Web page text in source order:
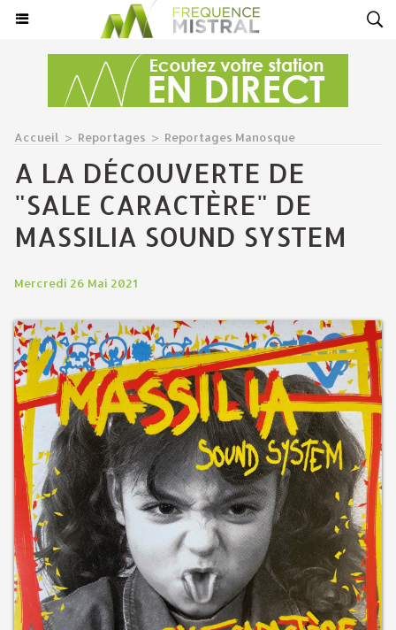
Accueil > Reportages > Reportages Manosque
A LA DÉCOUVERTE DE
"SALE CARACTÈRE" DE
MASSILIA SOUND SYSTEM
Mercredi 26 Mai 2021